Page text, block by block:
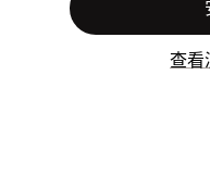
查看